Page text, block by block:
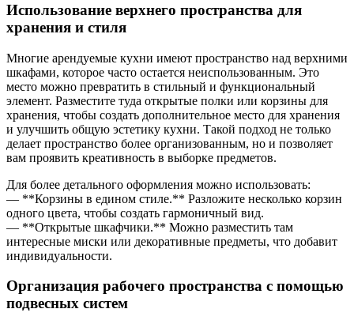
Использование верхнего пространства для
хранения и стиля
Многие арендуемые кухни имеют пространство над верхними
шкафами, которое часто остается неиспользованным. Это
место можно превратить в стильный и функциональный
элемент. Разместите туда открытые полки или корзины для
хранения, чтобы создать дополнительное место для хранения
и улучшить общую эстетику кухни. Такой подход не только
делает пространство более организованным, но и позволяет
вам проявить креативность в выборке предметов.
Для более детального оформления можно использовать:
— **Корзины в едином стиле.** Разложите несколько корзин
одного цвета, чтобы создать гармоничный вид.
— **Открытые шкафчики.** Можно разместить там
интересные миски или декоративные предметы, что добавит
индивидуальности.
Организация рабочего пространства с помощью
подвесных систем